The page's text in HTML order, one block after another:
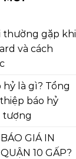
thường gặp khi
và cách
hỷ là gì? Tổng
báo hỷ
tượng
GIÁ IN
10 GẤP?